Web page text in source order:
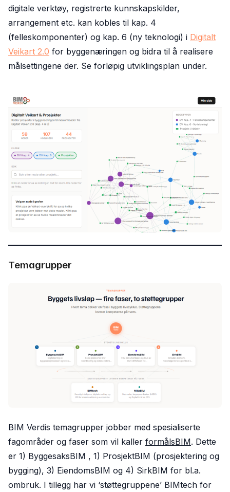
digitale verktøy, registrerte kunnskapskilder,
arrangement etc. kan kobles til kap. 4
(felleskomponenter) og kap. 6 (ny teknologi) i Digitalt
Veikart 2.0 for byggenæringen og bidra til å realisere
målsettingene der. Se forløpig utviklingsplan under.
Temagrupper
BIM Verdis temagrupper jobber med spesialiserte
fagområder og faser som vil kaller formålsBIM. Dette
er 1) ByggesaksBIM , 1) ProsjektBIM (prosjektering og
bygging), 3) EiendomsBIM og 4) SirkBIM for bl.a.
ombruk. I tillegg har vi ‘støttegruppene’ BIMtech for